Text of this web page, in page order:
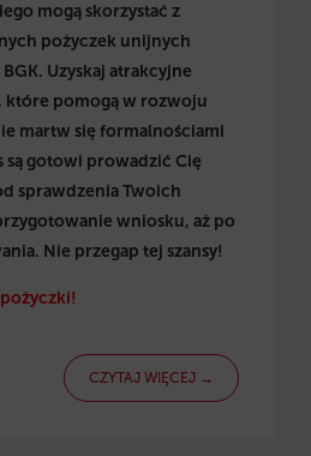
mogą skorzystać z
pożyczek unijnych
Uzyskaj atrakcyjne
pomogą w rozwoju
martw się formalnościami
są gotowi prowadzić Cię
sprawdzenia Twoich
wniosku, aż po
Nie przegap tej szansy!
CZYTAJ WIĘCEJ →